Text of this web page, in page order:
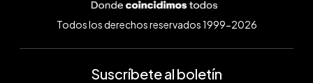
Todos los derechos reservados 1999-2026
Suscríbete al boletín